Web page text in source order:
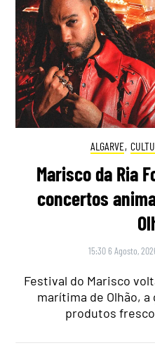
ALGARVE,
Marisco da Ria
concertos
15:30 6 Agosto,
Festival do Marisco
marítima de Olhão,
produtos